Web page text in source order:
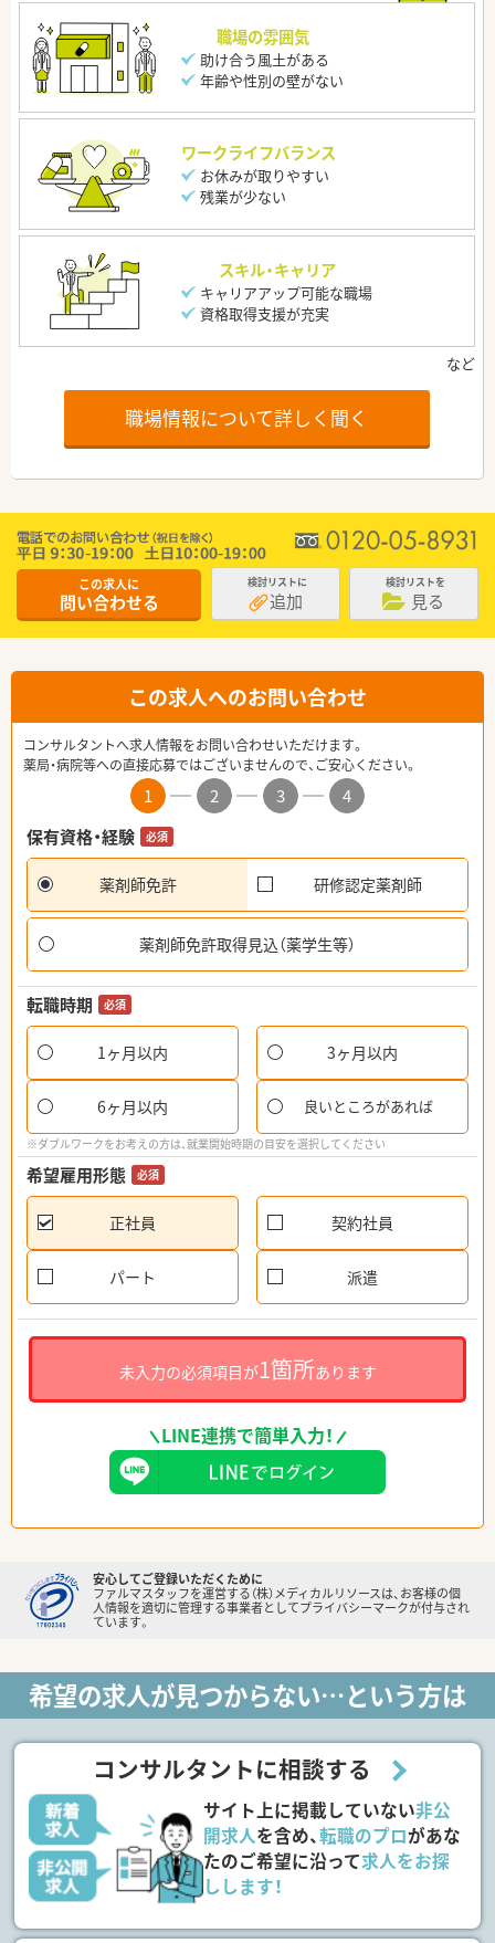
職場の雰囲気
助け合う風土がある
年齢や性別の壁がない
ワークライフバランス
お休みが取りやすい
残業が少ない
スキル・キャリア
キャリアアップ可能な職場
資格取得支援が充実
職場情報について詳しく聞く
この求人に
問い合わせる
検討リストに
追加
検討リストを
見る
この求人へのお問い合わせ
コンサルタントへ求人情報をお問い合わせいただけます。
薬局・病院等への直接応募ではございませんので、ご安心ください。
1 2 3
4
保有資格・経験
必須
薬剤師免許 研修認定薬剤師
薬剤師免許取得見込（薬学生等）
転職時期 必須
1ヶ月以内 3ヶ月以内
6ヶ月以内 良いところがあれば
※ダブルワークをお考えの方は、就業開始時期の目安を選択してください
希望雇用形態 必須
正社員 契約社員
パート 派遣
未入力の必須項目が1箇所あります
LINE連携で簡単入力！
安心してご登録いただくために
ファルマスタッフを運営する（株）メディカルリソースは、お客様の個
人情報を適切に管理する事業者としてプライバシーマークが付与され
ています。
希望の求人が見つからない…という方は
コンサルタントに相談する
サイト上に掲載していない非公
開求人を含め、転職のプロがあな
たのご希望に沿って求人をお探
しします！